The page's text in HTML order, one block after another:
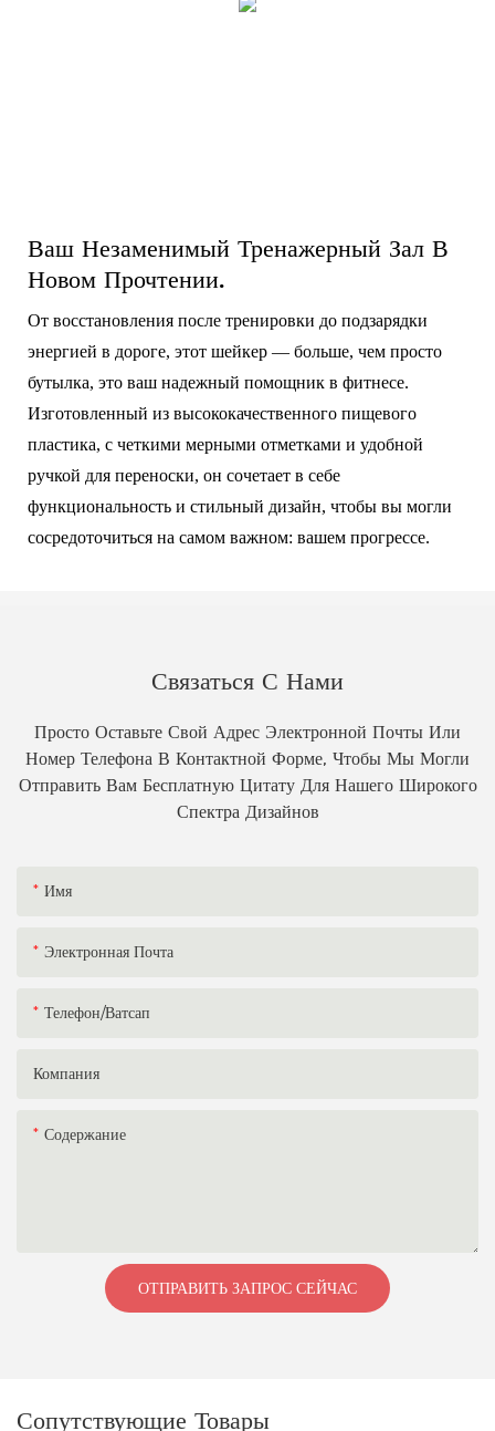
Ваш Незаменимый Тренажерный Зал В
Новом Прочтении.
От восстановления после тренировки до подзарядки
энергией в дороге, этот шейкер — больше, чем просто
бутылка, это ваш надежный помощник в фитнесе.
Изготовленный из высококачественного пищевого
пластика, с четкими мерными отметками и удобной
ручкой для переноски, он сочетает в себе
функциональность и стильный дизайн, чтобы вы могли
сосредоточиться на самом важном: вашем прогрессе.
Связаться С Нами
Просто Оставьте Свой Адрес Электронной Почты Или
Номер Телефона В Контактной Форме, Чтобы Мы Могли
Отправить Вам Бесплатную Цитату Для Нашего Широкого
Спектра Дизайнов
Имя
Электронная Почта
Телефон/ватсап
Компания
Содержание
ОТПРАВИТЬ ЗАПРОС СЕЙЧАС
Сопутствующие Товары